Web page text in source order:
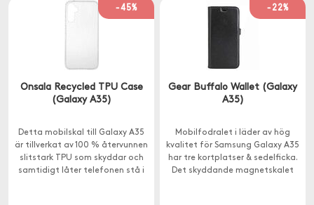
-45%
Onsala Recycled TPU Case
(Galaxy A35)
Detta mobilskal till Galaxy A35
är tillverkat av 100 % återvunnen
slitstark TPU som skyddar och
samtidigt låter telefonen stå i
-22%
Gear Buffalo Wallet (Galaxy
A35)
Mobilfodralet i läder av hög
kvalitet för Samsung Galaxy A35
har tre kortplatser & sedelficka.
Det skyddande magnetskalet